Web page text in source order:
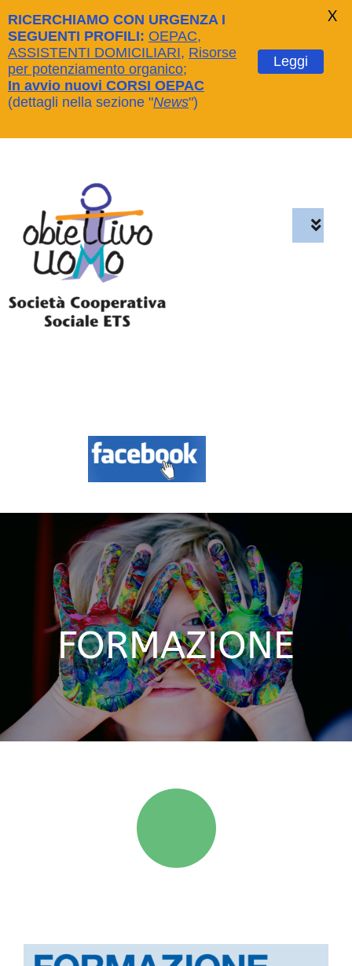
DOCUMENTAZIONE
FORMAZIONE
RICERCHIAMO CON URGENZA I
SEGUENTI PROFILI: OEPAC,
ASSISTENTI DOMICILIARI, Risorse
per potenziamento organico;
In avvio nuovi CORSI OEPAC
(dettagli nella sezione "News")
Leggi
X